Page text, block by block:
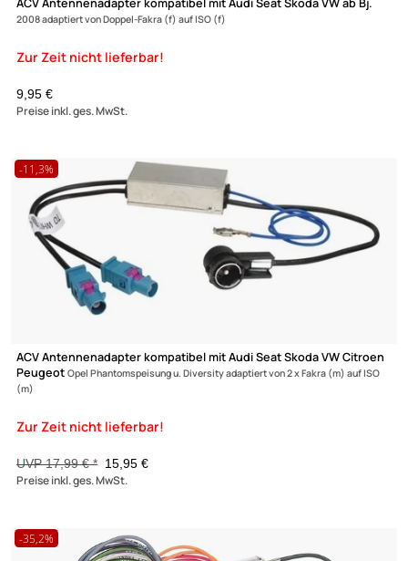
ACV Antennenadapter kompatibel mit Audi alle Modelle mit
UVP 18,99 € *13,95 €
Phantomeinspeisung 2x Fakra oder Doppel-Fakra auf ISO adaptiert von ISO
UVP 18,99 € *
-5,5%
Preise inkl. ges. MwSt.